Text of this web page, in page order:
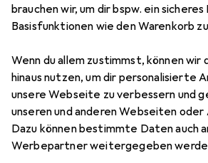
brauchen wir, um dir bspw. ein sicheres
Basisfunktionen wie den Warenkorb
Wenn du allem zustimmst, können
hinaus nutzen, um dir personalisierte
unsere Webseite zu verbessern und
unseren und anderen Webseiten oder
Dazu können bestimmte Daten auch
Werbepartner weitergegeben
Zubehör für OKI
Hier findest du passendes Zubehör
44059106 aus der Kategorie
Relevanz